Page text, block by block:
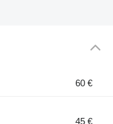
60 €
45 €